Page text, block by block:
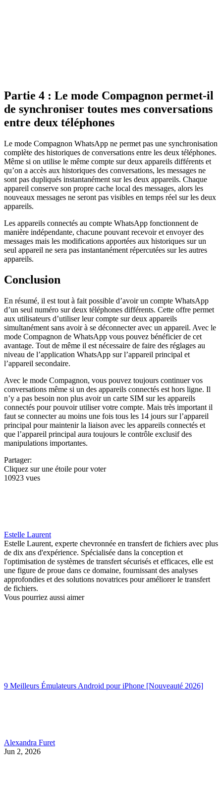
Partie 4 : Le mode Compagnon permet-il
de synchroniser toutes mes conversations
entre deux téléphones
Le mode Compagnon WhatsApp ne permet pas une synchronisation
complète des historiques de conversations entre les deux téléphones.
Même si on utilise le même compte sur deux appareils différents et
qu’on a accès aux historiques des conversations, les messages ne
sont pas dupliqués instantanément sur les deux appareils. Chaque
appareil conserve son propre cache local des messages, alors les
nouveaux messages ne seront pas visibles en temps réel sur les deux
appareils.
Les appareils connectés au compte WhatsApp fonctionnent de
manière indépendante, chacune pouvant recevoir et envoyer des
messages mais les modifications apportées aux historiques sur un
seul appareil ne sera pas instantanément répercutées sur les autres
appareils.
Conclusion
En résumé, il est tout à fait possible d’avoir un compte WhatsApp
d’un seul numéro sur deux téléphones différents. Cette offre permet
aux utilisateurs d’utiliser leur compte sur deux appareils
simultanément sans avoir à se déconnecter avec un appareil. Avec le
mode Compagnon de WhatsApp vous pouvez bénéficier de cet
avantage. Tout de même il est nécessaire de faire des réglages au
niveau de l’application WhatsApp sur l’appareil principal et
l’appareil secondaire.
Avec le mode Compagnon, vous pouvez toujours continuer vos
conversations même si un des appareils connectés est hors ligne. Il
n’y a pas besoin non plus avoir un carte SIM sur les appareils
connectés pour pouvoir utiliser votre compte. Mais très important il
faut se connecter au moins une fois tous les 14 jours sur l’appareil
principal pour maintenir la liaison avec les appareils connectés et
que l’appareil principal aura toujours le contrôle exclusif des
manipulations importantes.
Partager:
Cliquez sur une étoile pour voter
10923 vues
Estelle Laurent
Estelle Laurent, experte chevronnée en transfert de fichiers avec plus
de dix ans d'expérience. Spécialisée dans la conception et
l'optimisation de systèmes de transfert sécurisés et efficaces, elle est
une figure de proue dans ce domaine, fournissant des analyses
approfondies et des solutions novatrices pour améliorer le transfert
de fichiers.
Vous pourriez aussi aimer
9 Meilleurs Émulateurs Android pour iPhone [Nouveauté 2026]
Alexandra Furet
Jun 2, 2026